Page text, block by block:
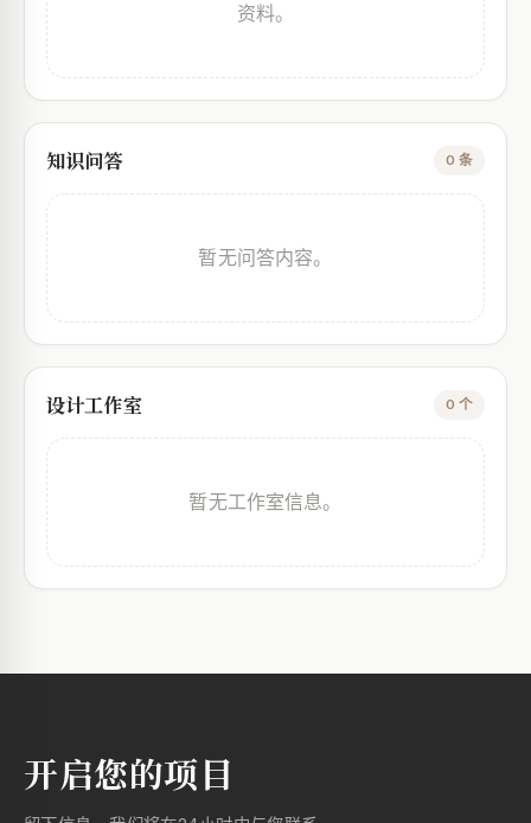
资料。
知识问答 0 条
暂无问答内容。
设计工作室 0 个
暂无工作室信息。
开启您的项目